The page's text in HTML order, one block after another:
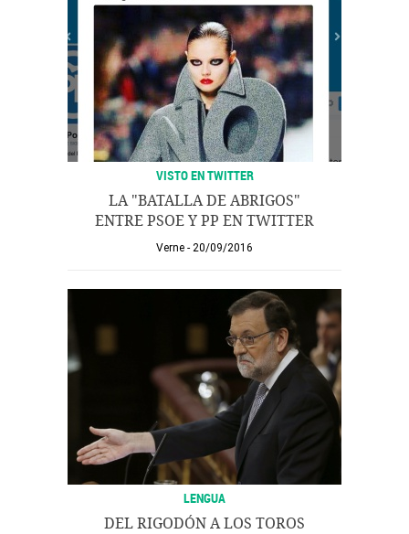
VISTO EN TWITTER
LA "BATALLA DE ABRIGOS"
ENTRE PSOE Y PP EN TWITTER
Verne 20/09/2016
LENGUA
DEL RIGODÓN A LOS TOROS